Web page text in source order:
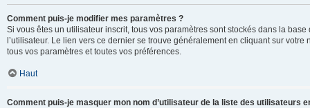
Comment puis-je modifier mes paramètres ?
Si vous êtes un utilisateur inscrit, tous vos paramètres sont stockés dans la
l’utilisateur. Le lien vers ce dernier se trouve généralement en cliquant sur
tous vos paramètres et toutes vos préférences.
Haut
Comment puis-je masquer mon nom d’utilisateur de la liste des utilisateurs